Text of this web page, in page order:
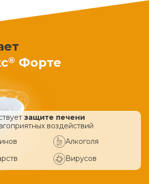
® Форте
защите печени
воздействий
Алкоголя
Вирусов